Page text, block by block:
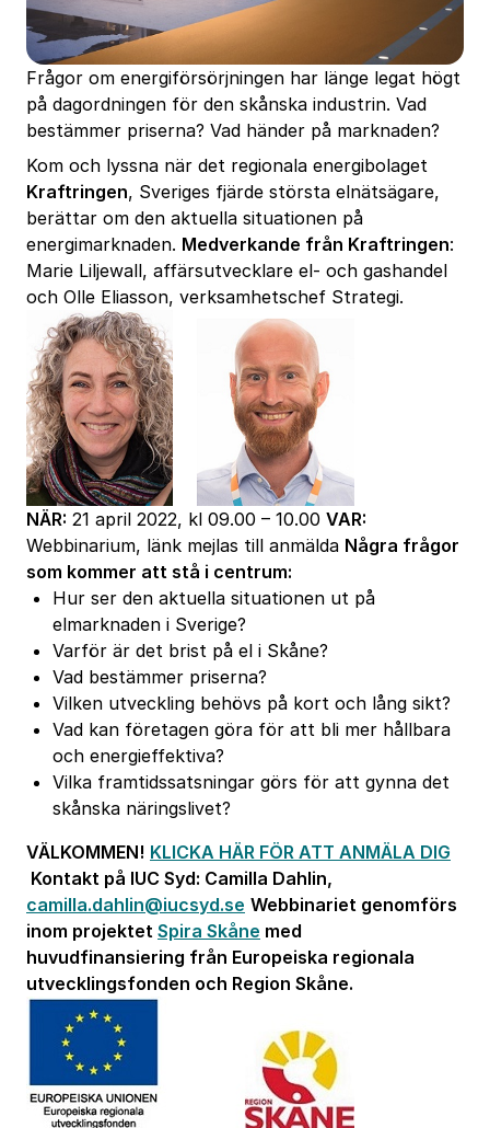
Frågor om energiförsörjningen har länge legat högt
på dagordningen för den skånska industrin. Vad
bestämmer priserna? Vad händer på marknaden?
Kom och lyssna när det regionala energibolaget
Kraftringen, Sveriges fjärde största elnätsägare,
berättar om den aktuella situationen på
energimarknaden. Medverkande från Kraftringen:
Marie Liljewall, affärsutvecklare el- och gashandel
och Olle Eliasson, verksamhetschef Strategi.
NÄR: 21 april 2022, kl 09.00 – 10.00 VAR:
Webbinarium, länk mejlas till anmälda Några frågor
som kommer att stå i centrum:
Hur ser den aktuella situationen ut på
elmarknaden i Sverige?
Varför är det brist på el i Skåne?
Vad bestämmer priserna?
Vilken utveckling behövs på kort och lång sikt?
Vad kan företagen göra för att bli mer hållbara
och energieffektiva?
Vilka framtidssatsningar görs för att gynna det
skånska näringslivet?
VÄLKOMMEN! KLICKA HÄR FÖR ATT ANMÄLA DIG
Kontakt på IUC Syd: Camilla Dahlin,
camilla.dahlin@iucsyd.se Webbinariet genomförs
inom projektet Spira Skåne med
huvudfinansiering från Europeiska regionala
utvecklingsfonden och Region Skåne.